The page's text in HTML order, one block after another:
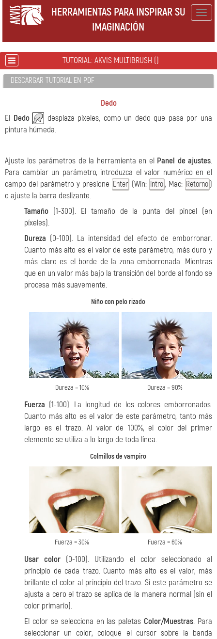
HERRAMIENTAS PARA INSPIRAR SU
IMAGINACIÓN
TUTORIAL: AKVIS MULTIBRUSH ()
DESCARGAR TUTORIAL EN PDF
Dedo
El Dedo
desplaza píxeles, como un dedo que pasa por una
pintura húmeda.
Ajuste los parámetros de la herramienta en el Panel de ajustes.
Para cambiar un parámetro, introduzca el valor numérico en el
campo del parámetro y presione Enter (Win: Intro, Mac: Retorno )
o ajuste la barra deslizante.
Tamaño (1-300). El tamaño de la punta del pincel (en
píxeles).
Dureza (0-100). La intensidad del efecto de emborronar.
Cuanto más alto es el valor de este parámetro, más duro y
más claro es el borde de la zona emborronada. Mientras
que en un valor más bajo la transición del borde al fondo se
procesa más suavemente.
Niño con pelo rizado
Dureza = 10% Dureza = 90%
Fuerza (1-100). La longitud de los colores emborronados.
Cuanto más alto es el valor de este parámetro, tanto más
largo es el trazo. Al valor de 100%, el color del primer
elemento se utiliza a lo largo de toda línea.
Colmillos de vampiro
Fuerza = 30% Fuerza = 60%
Usar color (0-100). Utilizando el color seleccionado al
principio de cada trazo. Cuanto más alto es el valor, más
brillante el color al principio del trazo. Si este parámetro se
ajusta a cero el trazo se aplica de la manera normal (sin el
color primario).
El color se selecciona en las paletasColor/Muestras. Para
seleccionar un color, coloque el cursor sobre la banda